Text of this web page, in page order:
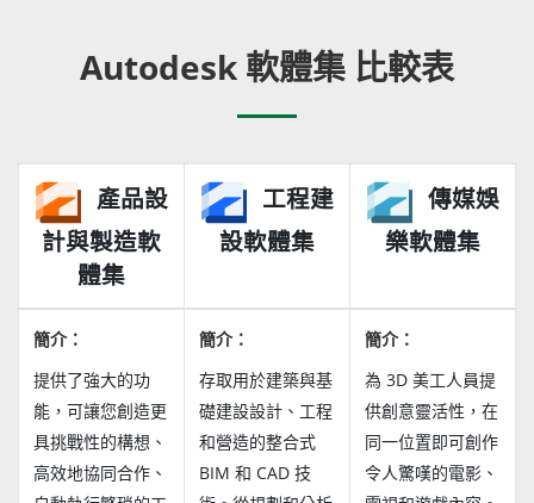
Autodesk 軟體集 比較表
產品設
計與製造軟
體集
工程建
設軟體集
傳媒娛
樂軟體集
簡介：
提供了強大的功
能，可讓您創造更
具挑戰性的構想、
高效地協同合作、
簡介：
存取用於建築與基
礎建設設計、工程
和營造的整合式
BIM 和 CAD 技
簡介：
為 3D 美工人員提
供創意靈活性，在
同一位置即可創作
令人驚嘆的電影、